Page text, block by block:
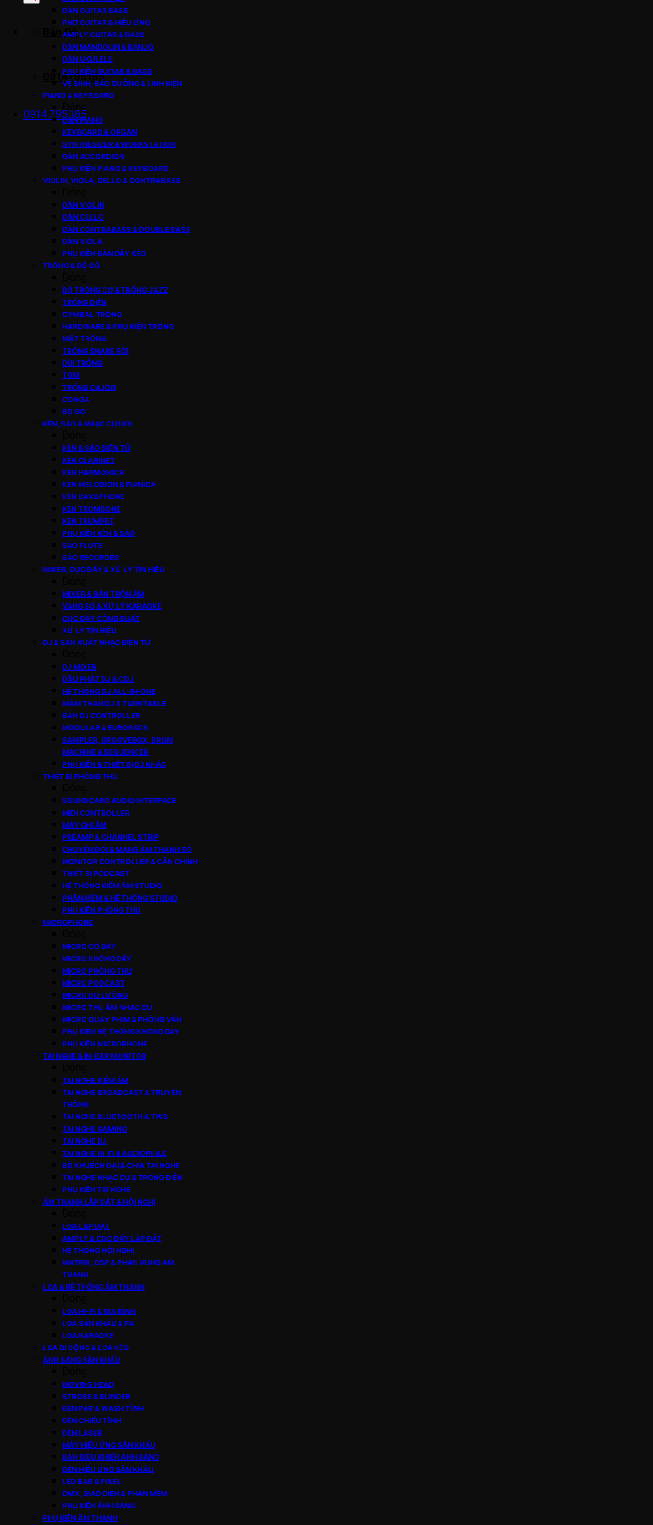
Bản Đồ
0914795185
0914.795.185
ĐÀN GUITAR BASS
PHƠ GUITAR & HIỆU ỨNG
AMPLY GUITAR & BASS
ĐÀN MANDOLIN & BANJO
ĐÀN UKULELE
PHỤ KIỆN GUITAR & BASS
VỆ SINH, BẢO DƯỠNG & LINH KIỆN
PIANO & KEYBOARD
ĐÀN PIANO
KEYBOARD & ORGAN
SYNTHESIZER & WORKSTATION
ĐÀN ACCORDION
PHỤ KIỆN PIANO & KEYBOARD
VIOLIN, VIOLA, CELLO & CONTRABASS
ĐÀN VIOLIN
ĐÀN CELLO
ĐÀN CONTRABASS & DOUBLE BASS
ĐÀN VIOLA
PHỤ KIỆN ĐÀN DÂY KÉO
TRỐNG & BỘ GÕ
BỘ TRỐNG CƠ & TRỐNG JAZZ
TRỐNG ĐIỆN
CYMBAL TRỐNG
HARDWARE & PHỤ KIỆN TRỐNG
MẶT TRỐNG
TRỐNG SNARE RỜI
DÙI TRỐNG
TOM
TRỐNG CAJON
CONGA
BỘ GÕ
KÈN, SÁO & NHẠC CỤ HƠI
KÈN & SÁO ĐIỆN TỬ
KÈN CLARINET
KÈN HARMONICA
KÈN MELODION & PIANICA
KÈN SAXOPHONE
KÈN TROMBONE
KÈN TRUMPET
PHỤ KIỆN KÈN & SÁO
SÁO FLUTE
SÁO RECORDER
MIXER, CỤC ĐẨY & XỬ LÝ TÍN HIỆU
MIXER & BÀN TRỘN ÂM
VANG SỐ & XỬ LÝ KARAOKE
CỤC ĐẨY CÔNG SUẤT
XỬ LÝ TÍN HIỆU
DJ & SẢN XUẤT NHẠC ĐIỆN TỬ
DJ MIXER
ĐẦU PHÁT DJ & CDJ
HỆ THỐNG DJ ALL-IN-ONE
MÂM THAN DJ & TURNTABLE
BÀN DJ CONTROLLER
MODULAR & EURORACK
SAMPLER, GROOVEBOX, DRUM
MACHINE & SEQUENCER
PHỤ KIỆN & THIẾT BỊ DJ KHÁC
THIẾT BỊ PHÒNG THU
SOUNDCARD AUDIO INTERFACE
MIDI CONTROLLER
MÁY GHI ÂM
PREAMP & CHANNEL STRIP
CHUYỂN ĐỔI & MẠNG ÂM THANH SỐ
MONITOR CONTROLLER & CÂN CHỈNH
THIẾT BỊ PODCAST
HỆ THỐNG KIỂM ÂM STUDIO
PHẦN MỀM & HỆ THỐNG STUDIO
PHỤ KIỆN PHÒNG THU
MICROPHONE
MICRO CÓ DÂY
MICRO KHÔNG DÂY
MICRO PHÒNG THU
MICRO PODCAST
MICRO ĐO LƯỜNG
MICRO THU ÂM NHẠC CỤ
MICRO QUAY PHIM & PHỎNG VẤN
PHỤ KIỆN HỆ THỐNG KHÔNG DÂY
PHỤ KIỆN MICROPHONE
TAI NGHE & IN-EAR MONITOR
TAI NGHE KIỂM ÂM
TAI NGHE BROADCAST & TRUYỀN
THÔNG
TAI NGHE BLUETOOTH & TWS
TAI NGHE GAMING
TAI NGHE DJ
TAI NGHE HI-FI & AUDIOPHILE
BỘ KHUẾCH ĐẠI & CHIA TAI NGHE
TAI NGHE NHẠC CỤ & TRỐNG ĐIỆN
PHỤ KIỆN TAI NGHE
ÂM THANH LẮP ĐẶT & HỘI NGHỊ
LOA LẮP ĐẶT
AMPLY & CỤC ĐẨY LẮP ĐẶT
HỆ THỐNG HỘI NGHỊ
MATRIX, DSP & PHÂN VÙNG ÂM
THANH
LOA & HỆ THỐNG ÂM THANH
LOA HI-FI & GIA ĐÌNH
LOA SÂN KHẤU & PA
LOA KARAOKE
LOA DI ĐỘNG & LOA KÉO
ÁNH SÁNG SÂN KHẤU
MOVING HEAD
STROBE & BLINDER
ĐÈN PAR & WASH TĨNH
ĐÈN CHIẾU TĨNH
ĐÈN LASER
MÁY HIỆU ỨNG SÂN KHẤU
BÀN ĐIỀU KHIỂN ÁNH SÁNG
ĐÈN HIỆU ỨNG SÂN KHẤU
LED BAR & PIXEL
DMX, GIAO DIỆN & PHẦN MỀM
PHỤ KIỆN ÁNH SÁNG
PHỤ KIỆN ÂM THANH